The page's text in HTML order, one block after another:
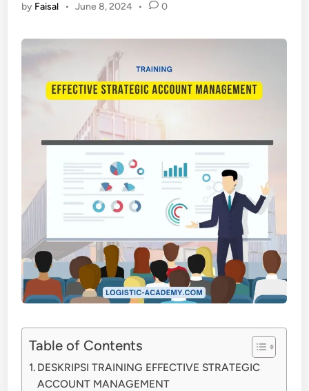
by Faisal • June 8, 2024 • 0
Table of Contents
DESKRIPSI TRAINING EFFECTIVE STRATEGIC
ACCOUNT MANAGEMENT